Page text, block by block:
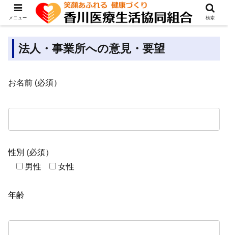
法人・事業所への意見・要望
お名前 (必須）
性別 (必須）
男性
女性
年齢
メニュー 検索